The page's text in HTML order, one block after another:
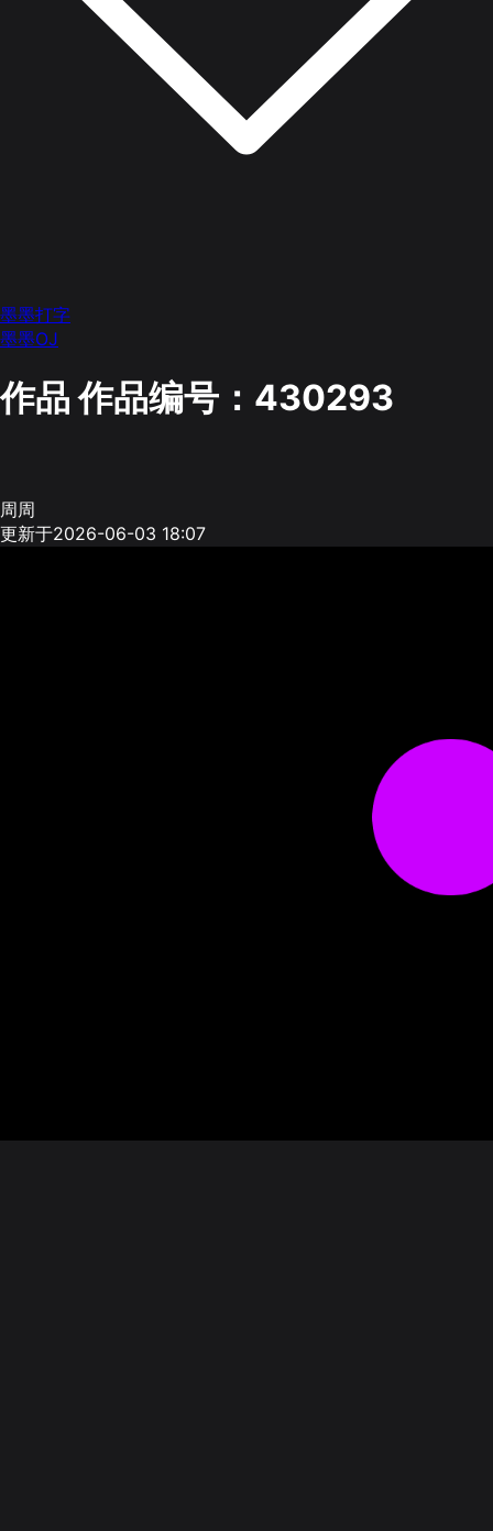
墨墨打字
墨墨OJ
作品作品编号：430293
周周
更新于2026-06-03 18:07